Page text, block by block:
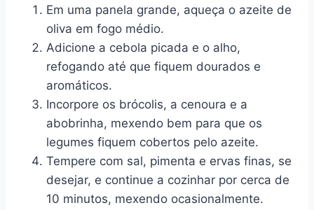
Em uma panela grande, aqueça o azeite de
oliva em fogo médio.
Adicione a cebola picada e o alho,
refogando até que fiquem dourados e
aromáticos.
Incorpore os brócolis, a cenoura e a
abobrinha, mexendo bem para que os
legumes fiquem cobertos pelo azeite.
Tempere com sal, pimenta e ervas finas, se
desejar, e continue a cozinhar por cerca de
10 minutos, mexendo ocasionalmente.